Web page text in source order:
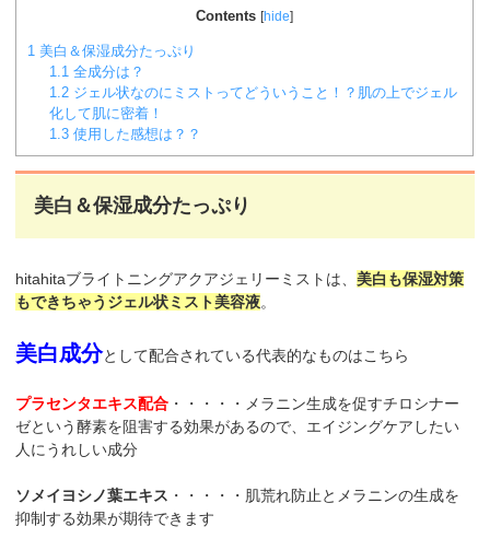
Contents [hide]
1 美白＆保湿成分たっぷり
1.1 全成分は？
1.2 ジェル状なのにミストってどういうこと！？肌の上でジェル
化して肌に密着！
1.3 使用した感想は？？
美白＆保湿成分たっぷり
hitahitaブライトニングアクアジェリーミストは、美白も保湿対策
もできちゃうジェル状ミスト美容液。
美白成分として配合されている代表的なものはこちら
プラセンタエキス配合 ・・・・・メラニン生成を促すチロシナー
ゼという酵素を阻害する効果があるので、エイジングケアしたい
人にうれしい成分
ソメイヨシノ葉エキス ・・・・・肌荒れ防止とメラニンの生成を
抑制する効果が期待できます